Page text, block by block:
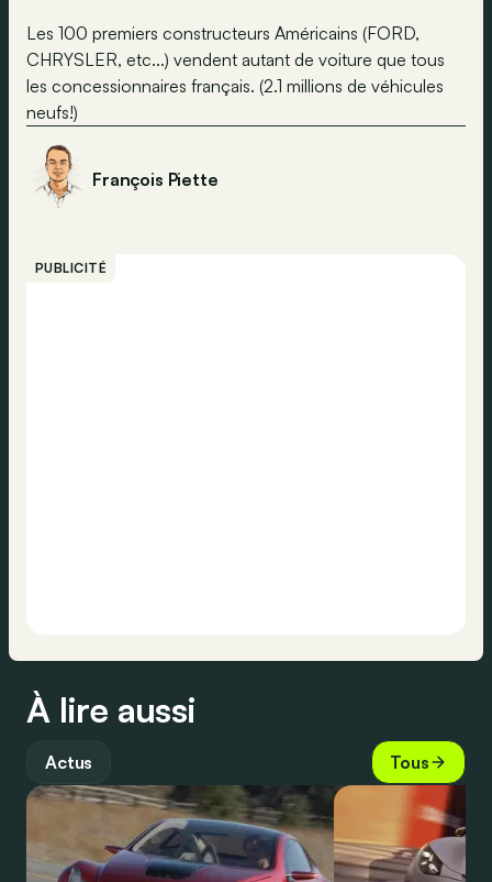
Les 100 premiers constructeurs Américains (FORD,
CHRYSLER, etc...) vendent autant de voiture que tous
les concessionnaires français. (2.1 millions de véhicules
neufs!)
François Piette
PUBLICITÉ
À lire aussi
Actus Tous